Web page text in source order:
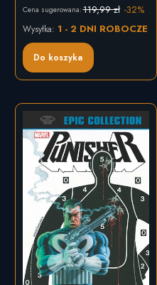
Cena sugerowana:119,99 zł -32%
Do koszyka
Wysyłka: 1 - 2 DNI ROBOCZE